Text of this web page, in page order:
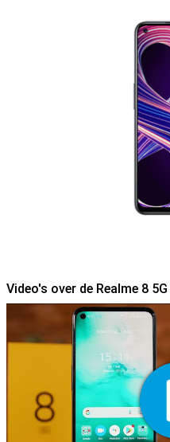
Video's over de Realme 8 5G